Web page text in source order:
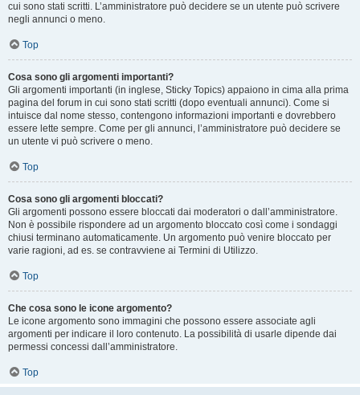
cui sono stati scritti. L’amministratore può decidere se un utente può scrivere
negli annunci o meno.
Top
Cosa sono gli argomenti importanti?
Gli argomenti importanti (in inglese, Sticky Topics) appaiono in cima alla prima
pagina del forum in cui sono stati scritti (dopo eventuali annunci). Come si
intuisce dal nome stesso, contengono informazioni importanti e dovrebbero
essere lette sempre. Come per gli annunci, l’amministratore può decidere se
un utente vi può scrivere o meno.
Top
Cosa sono gli argomenti bloccati?
Gli argomenti possono essere bloccati dai moderatori o dall’amministratore.
Non è possibile rispondere ad un argomento bloccato così come i sondaggi
chiusi terminano automaticamente. Un argomento può venire bloccato per
varie ragioni, ad es. se contravviene ai Termini di Utilizzo.
Top
Che cosa sono le icone argomento?
Le icone argomento sono immagini che possono essere associate agli
argomenti per indicare il loro contenuto. La possibilità di usarle dipende dai
permessi concessi dall’amministratore.
Top